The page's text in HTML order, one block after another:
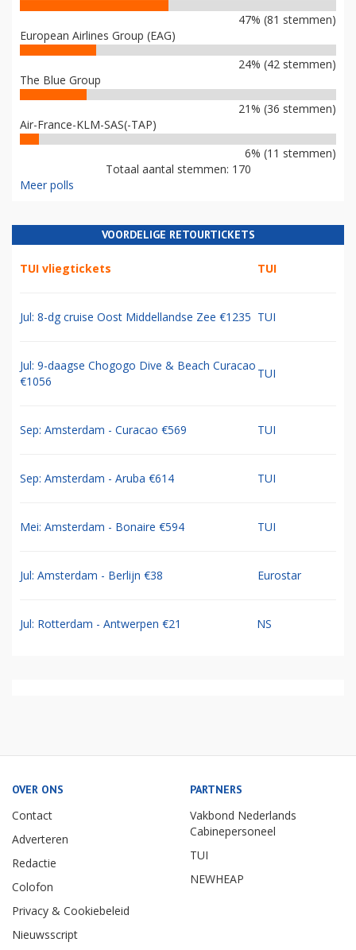
47% (81 stemmen)
European Airlines Group (EAG)
24% (42 stemmen)
The Blue Group
21% (36 stemmen)
Air-France-KLM-SAS(-TAP)
6% (11 stemmen)
Totaal aantal stemmen: 170
Meer polls
VOORDELIGE RETOURTICKETS
TUI vliegtickets TUI
Jul: 8-dg cruise Oost Middellandse Zee €1235 TUI
Jul: 9-daagse Chogogo Dive & Beach Curacao
€1056
TUI
Sep: Amsterdam - Curacao €569 TUI
Sep: Amsterdam - Aruba €614 TUI
Mei: Amsterdam - Bonaire €594 TUI
Jul: Amsterdam - Berlijn €38 Eurostar
Jul: Rotterdam - Antwerpen €21 NS
OVER ONS
Contact
Adverteren
Redactie
Colofon
Privacy & Cookiebeleid
Nieuwsscript
PARTNERS
Vakbond Nederlands
Cabinepersoneel
TUI
NEWHEAP